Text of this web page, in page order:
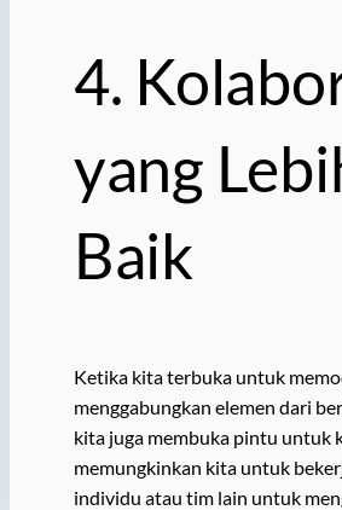
4.
yang
Baik
Ketika kita terbuka untuk
menggabungkan elemen dari
kita juga membuka pintu untuk
memungkinkan kita untuk
individu atau tim lain untuk